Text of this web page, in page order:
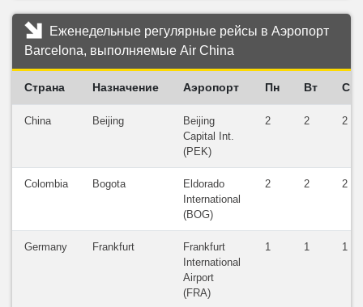
Еженедельные регулярные рейсы в Аэропорт
Barcelona, выполняемые Air China
Страна Назначение Аэропорт Пн Вт Ср
China Beijing
Beijing
Capital Int.
(PEK)
2 2 2
Colombia Bogota
Eldorado
International
(BOG)
2 2 2
Germany Frankfurt
Frankfurt
International
Airport
(FRA)
1 1 1